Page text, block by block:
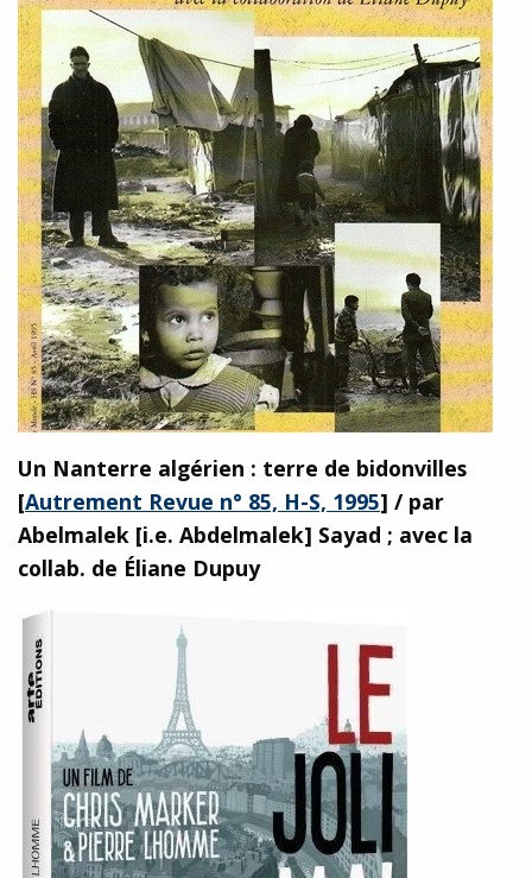
Un Nanterre algérien : terre de bidonvilles
[Autrement Revue n° 85, H-S, 1995] / par
Abelmalek [i.e. Abdelmalek] Sayad ; avec la
collab. de Éliane Dupuy